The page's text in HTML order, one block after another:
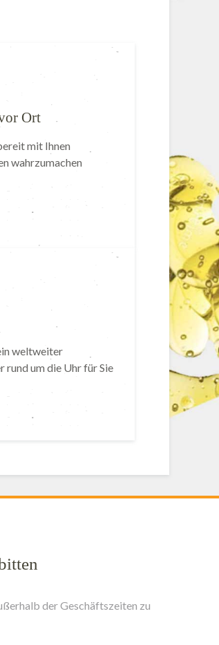
Ort
mit Ihnen
wahrzumachen
weltweiter
rund um die Uhr für Sie
der Geschäftszeiten zu